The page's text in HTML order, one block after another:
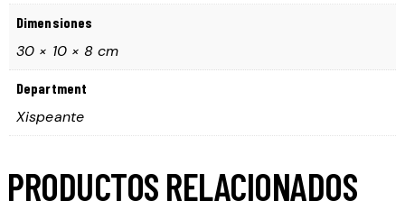
Dimensiones
30 × 10 × 8 cm
Department
Xispeante
PRODUCTOS RELACIONADOS